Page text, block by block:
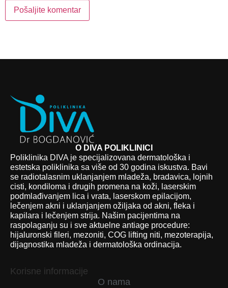
O DIVA POLIKLINICI
Poliklinika DIVA je specijalizovana dermatološka i
estetska poliklinika sa više od 30 godina iskustva. Bavi
se radiotalasnim uklanjanjem mladeža, bradavica, lojnih
cisti, kondiloma i drugih promena na koži, laserskim
podmlađivanjem lica i vrata, laserskom epilacijom,
lečenjem akni i uklanjanjem ožiljaka od akni, fleka i
kapilara i lečenjem strija. Našim pacijentima na
raspolaganju su i sve aktuelne antiage procedure:
hijaluronski fileri, mezoniti, COG lifting niti, mezoterapija,
dijagnostika mladeža i dermatološka ordinacija.
Korisne informacije
O nama